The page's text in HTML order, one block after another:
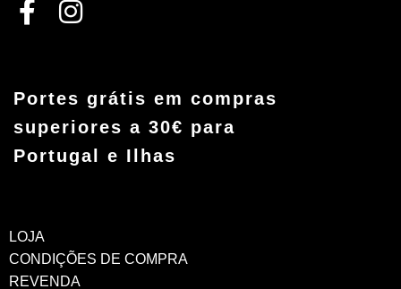
Portes grátis em compras
superiores a 30€ para
Portugal e Ilhas
LOJA
CONDIÇÕES DE COMPRA
REVENDA